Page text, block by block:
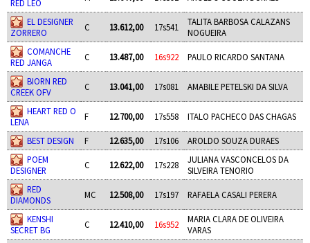
RED LEO
EL DESIGNER
ZORRERO
C 13.612,00 17s541
TALITA BARBOSA CALAZANS
NOGUEIRA
COMANCHE
RED JANGA
C 13.487,00 16s922 PAULO RICARDO SANTANA
BIORN RED
CREEK OFV
C 13.041,00 17s081 AMABILE PETELSKI DA SILVA
HEART RED O
LENA
F 12.700,00 17s558 ITALO PACHECO DAS CHAGAS
BEST DESIGN F 12.635,00 17s106
AROLDO SOUZA DURAES
POEM
DESIGNER
C 12.622,00 17s228
JULIANA VASCONCELOS DA
SILVEIRA TENORIO
RED
DIAMONDS
MC 12.508,00 17s197 RAFAELA CASALI PERERA
KENSHI
SECRET BG
C 12.410,00 16s952
MARIA CLARA DE OLIVEIRA
VARAS